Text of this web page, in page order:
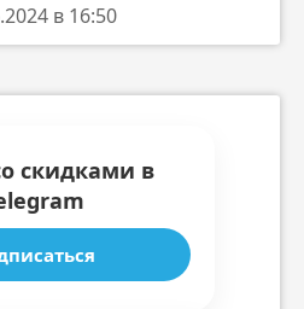
в 16:50
скидками в